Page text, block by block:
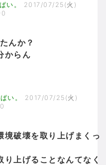
い。
2017/07/25(火)
んか？
からん
い。
2017/07/25(火)
境破壊を取り上げまくっ
上げることなんてなく